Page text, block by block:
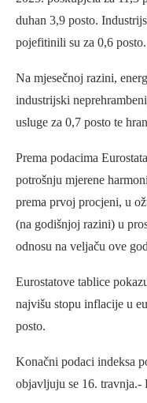
duhan 3,9 posto.
pojefitinili su za 0,6 posto.
Na mjesečnoj razini,
industrijski
usluge za 0,7 posto te
Prema podacima
potrošnju mjerene
prema prvoj procjeni, u
(na godišnjoj razini) u
odnosu na veljaču ove
Eurostatove tablice
najvišu stopu inflacije u
posto.
Konačni podaci indeksa
objavljuju se 16. travnja.-